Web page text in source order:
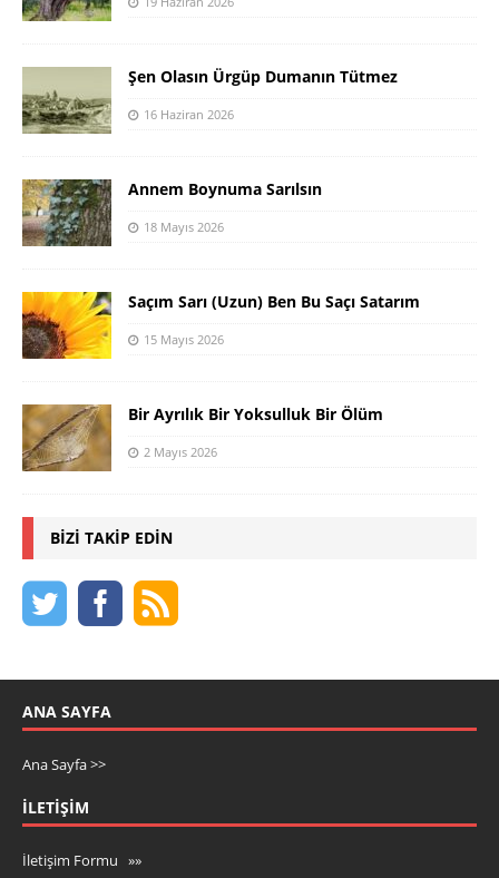
Şen Olasın Ürgüp Dumanın Tütmez
16 Haziran 2026
Annem Boynuma Sarılsın
18 Mayıs 2026
Saçım Sarı (Uzun) Ben Bu Saçı Satarım
15 Mayıs 2026
Bir Ayrılık Bir Yoksulluk Bir Ölüm
2 Mayıs 2026
BIZI TAKIP EDIN
ANA SAYFA
Ana Sayfa >>
İLETIŞIM
İletişim Formu »»